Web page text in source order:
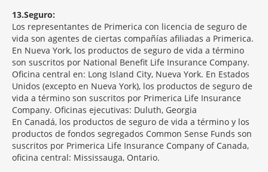
13 Seguro:
Los representantes de Primerica con licencia de seguro de
vida son agentes de ciertas compañías afiliadas a Primerica.
En Nueva York, los productos de seguro de vida a término
son suscritos por National Benefit Life Insurance Company.
Oficina central en: Long Island City, Nueva York. En Estados
Unidos (excepto en Nueva York), los productos de seguro de
vida a término son suscritos por Primerica Life Insurance
Company. Oficinas ejecutivas: Duluth, Georgia
En Canadá, los productos de seguro de vida a término y los
productos de fondos segregados Common Sense Funds son
suscritos por Primerica Life Insurance Company of Canada,
oficina central: Mississauga, Ontario.